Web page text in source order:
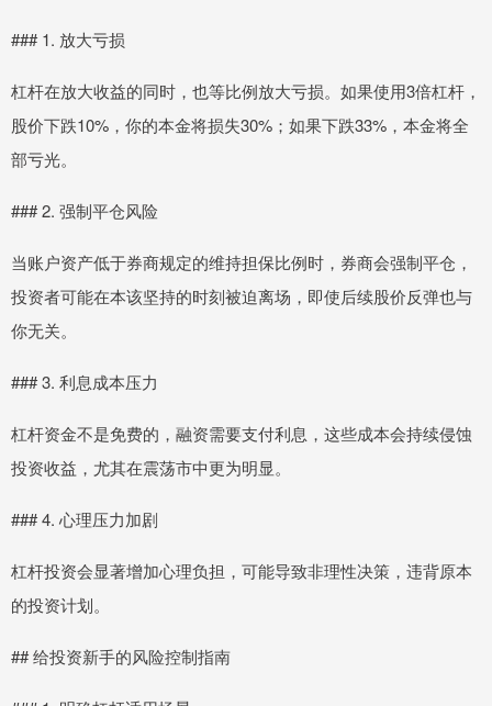
### 1. 放大亏损
杠杆在放大收益的同时，也等比例放大亏损。如果使用3倍杠杆，
股价下跌10%，你的本金将损失30%；如果下跌33%，本金将全
部亏光。
### 2. 强制平仓风险
当账户资产低于券商规定的维持担保比例时，券商会强制平仓，
投资者可能在本该坚持的时刻被迫离场，即使后续股价反弹也与
你无关。
### 3. 利息成本压力
杠杆资金不是免费的，融资需要支付利息，这些成本会持续侵蚀
投资收益，尤其在震荡市中更为明显。
### 4. 心理压力加剧
杠杆投资会显著增加心理负担，可能导致非理性决策，违背原本
的投资计划。
## 给投资新手的风险控制指南